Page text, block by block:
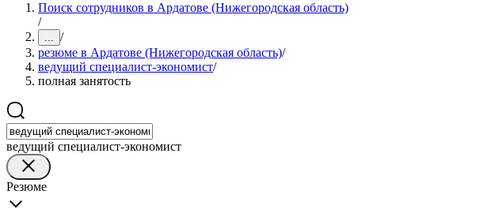
Поиск сотрудников в Ардатове (Нижегородская область)
/
... /
резюме в Ардатове (Нижегородская область)/
ведущий специалист-экономист/
полная занятость
ведущий специалист-экономист
Резюме